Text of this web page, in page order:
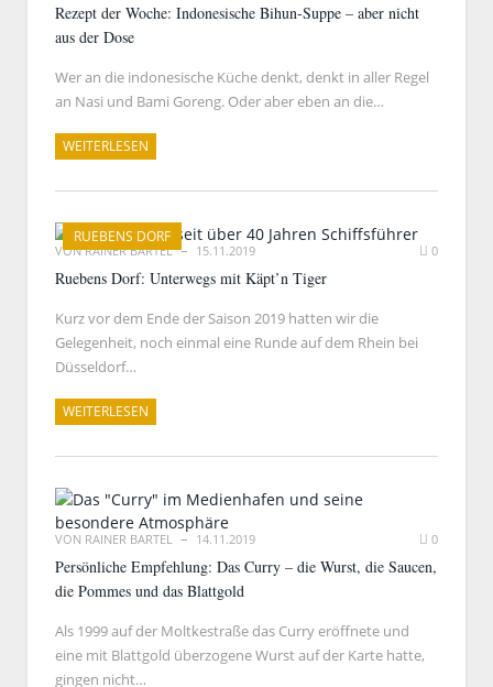
Rezept der Woche: Indonesische Bihun-Suppe – aber nicht
aus der Dose
Wer an die indonesische Küche denkt, denkt in aller Regel
an Nasi und Bami Goreng. Oder aber eben an die…
WEITERLESEN
RUEBENS DORF
VONRAINER BARTEL 15.11.2019 0
Ruebens Dorf: Unterwegs mit Käpt’n Tiger
Kurz vor dem Ende der Saison 2019 hatten wir die
Gelegenheit, noch einmal eine Runde auf dem Rhein bei
Düsseldorf…
WEITERLESEN
VON RAINER BARTEL 14.11.2019 0
Persönliche Empfehlung: Das Curry – die Wurst, die Saucen,
die Pommes und das Blattgold
Als 1999 auf der Moltkestraße das Curry eröffnete und
eine mit Blattgold überzogene Wurst auf der Karte hatte,
gingen nicht…